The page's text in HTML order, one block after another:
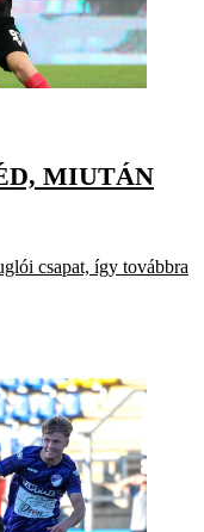
MIUTÁN
csapat, így továbbra